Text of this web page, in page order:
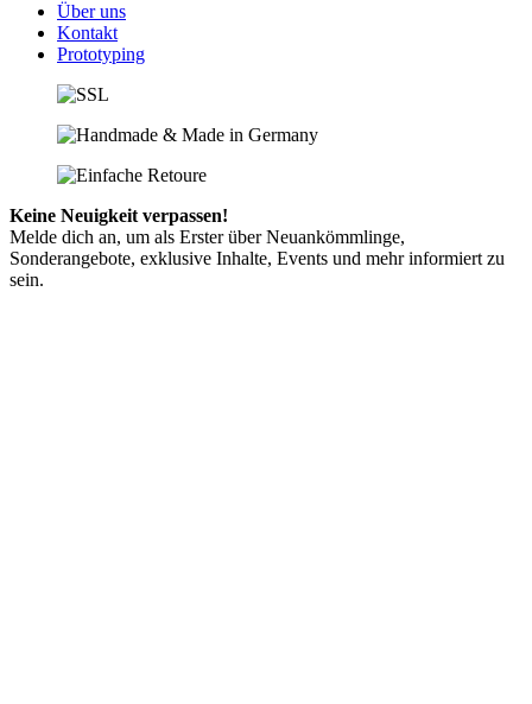
Über uns
Kontakt
Prototyping
Keine Neuigkeit verpassen!
Melde dich an, um als Erster über Neuankömmlinge,
Sonderangebote, exklusive Inhalte, Events und mehr informiert zu
sein.